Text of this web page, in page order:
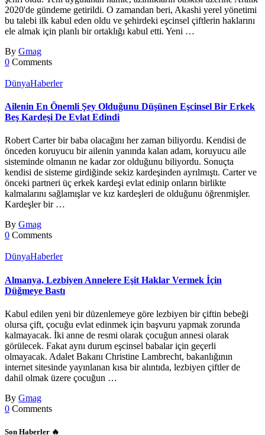
2020'de gündeme getirildi. O zamandan beri, Akashi yerel yönetimi
bu talebi ilk kabul eden oldu ve şehirdeki eşcinsel çiftlerin haklarını
ele almak için planlı bir ortaklığı kabul etti. Yeni …
By Gmag
0 Comments
DünyaHaberler
Ailenin En Önemli Şey Olduğunu Düşünen Eşcinsel Bir Erkek
Beş Kardeşi De Evlat Edindi
Robert Carter bir baba olacağını her zaman biliyordu. Kendisi de
önceden koruyucu bir ailenin yanında kalan adam, koruyucu aile
sisteminde olmanın ne kadar zor olduğunu biliyordu. Sonuçta
kendisi de sisteme girdiğinde sekiz kardeşinden ayrılmıştı. Carter ve
önceki partneri üç erkek kardeşi evlat edinip onların birlikte
kalmalarını sağlamışlar ve kız kardeşleri de olduğunu öğrenmişler.
Kardeşler bir …
By Gmag
0 Comments
DünyaHaberler
Almanya, Lezbiyen Annelere Eşit Haklar Vermek İçin
Düğmeye Bastı
Kabul edilen yeni bir düzenlemeye göre lezbiyen bir çiftin bebeği
olursa çift, çocuğu evlat edinmek için başvuru yapmak zorunda
kalmayacak. İki anne de resmi olarak çocuğun annesi olarak
görülecek. Fakat aynı durum eşcinsel babalar için geçerli
olmayacak. Adalet Bakanı Christine Lambrecht, bakanlığının
internet sitesinde yayınlanan kısa bir alıntıda, lezbiyen çiftler de
dahil olmak üzere çocuğun …
By Gmag
0 Comments
Son Haberler 🔥